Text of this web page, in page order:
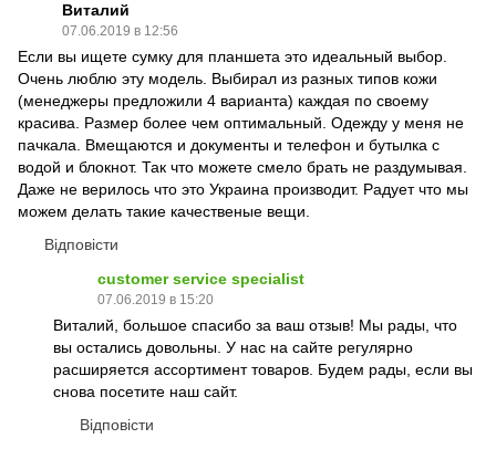
Виталий
07.06.2019 в 12:56
Если вы ищете сумку для планшета это идеальный выбор.
Очень люблю эту модель. Выбирал из разных типов кожи
(менеджеры предложили 4 варианта) каждая по своему
красива. Размер более чем оптимальный. Одежду у меня не
пачкала. Вмещаются и документы и телефон и бутылка с
водой и блокнот. Так что можете смело брать не раздумывая.
Даже не верилось что это Украина производит. Радует что мы
можем делать такие качественые вещи.
Відповісти
customer service specialist
07.06.2019 в 15:20
Виталий, большое спасибо за ваш отзыв! Мы рады, что
вы остались довольны. У нас на сайте регулярно
расширяется ассортимент товаров. Будем рады, если вы
снова посетите наш сайт.
Відповісти